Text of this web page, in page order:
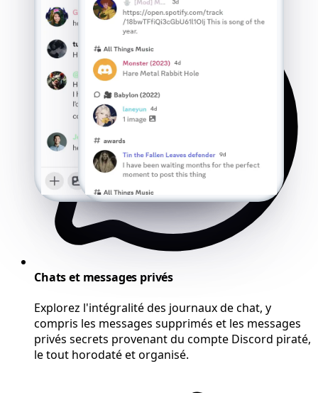
Chats et messages privés
Explorez l'intégralité des journaux de chat, y
compris les messages supprimés et les messages
privés secrets provenant du compte Discord piraté,
le tout horodaté et organisé.